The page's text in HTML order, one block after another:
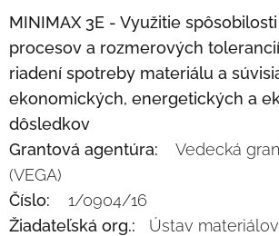
MINIMAX 3E - Využitie
procesov a rozmerových
riadení spotreby materiálu a
ekonomických, energetických a
dôsledkov
Grantová agentúra:
Vedecká
(VEGA)
Číslo: 1/0904/16
Žiadateľská org.:
Ústav